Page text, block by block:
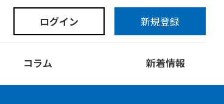
コラム 新着情報
ログイン 新規登録